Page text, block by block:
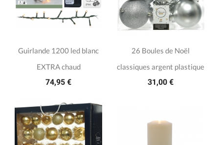
Guirlande 1200 led blanc
EXTRA chaud
74,95 €
26 Boules de Noël
classiques argent plastique
31,00 €